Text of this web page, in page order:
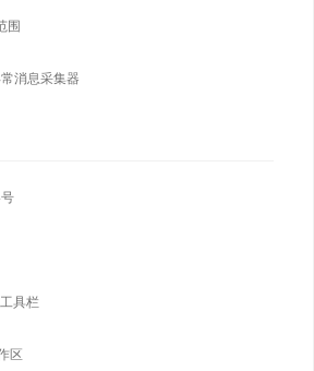
围
消息采集器
具栏
区